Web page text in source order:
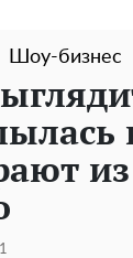
Шоу-бизнес